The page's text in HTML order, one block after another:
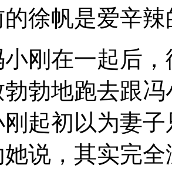
徐帆是爱辛
在一起后，
勃地跑去跟
起初以为妻
说，其实完